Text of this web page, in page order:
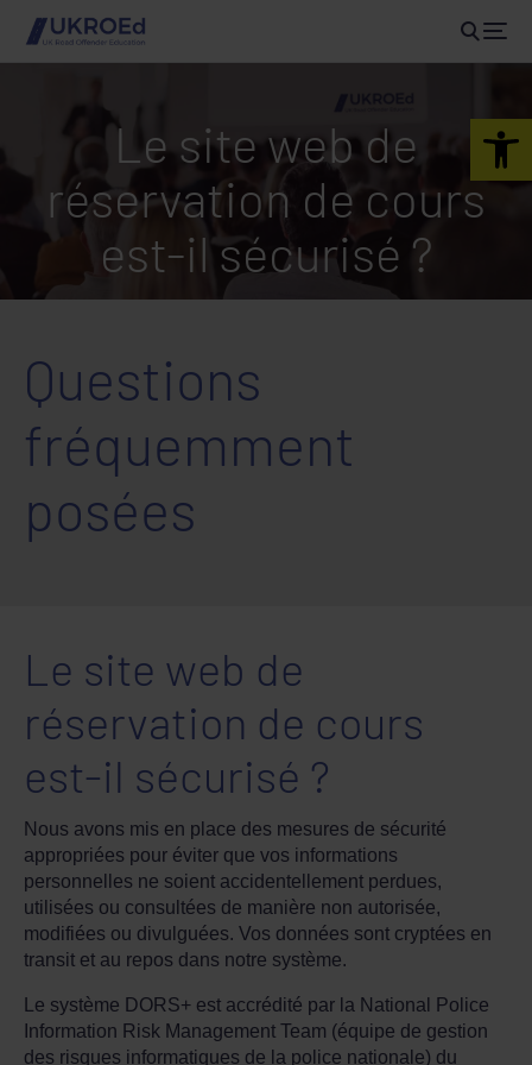
Le site web de
réservation de cours
est-il sécurisé ?
Questions
fréquemment
posées
Le site web de
réservation de cours
est-il sécurisé ?
Nous avons mis en place des mesures de sécurité
appropriées pour éviter que vos informations
personnelles ne soient accidentellement perdues,
utilisées ou consultées de manière non autorisée,
modifiées ou divulguées. Vos données sont cryptées en
transit et au repos dans notre système.
Le système DORS+ est accrédité par la National Police
Information Risk Management Team (équipe de gestion
des risques informatiques de la police nationale) du